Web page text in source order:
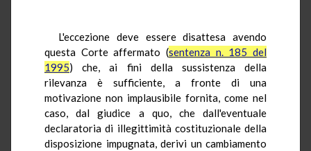
L'eccezione deve essere disattesa avendo
questa Corte affermato (sentenza n. 185 del
1995) che, ai fini della sussistenza della
rilevanza è sufficiente, a fronte di una
motivazione non implausibile fornita, come nel
caso, dal giudice a quo, che dall'eventuale
declaratoria di illegittimità costituzionale della
disposizione impugnata, derivi un cambiamento